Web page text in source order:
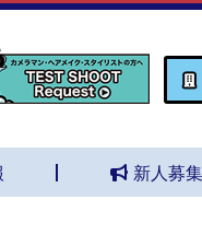
新人募集